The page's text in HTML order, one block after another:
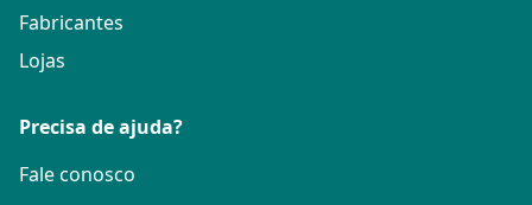
Fabricantes
Lojas
Precisa de ajuda?
Fale conosco